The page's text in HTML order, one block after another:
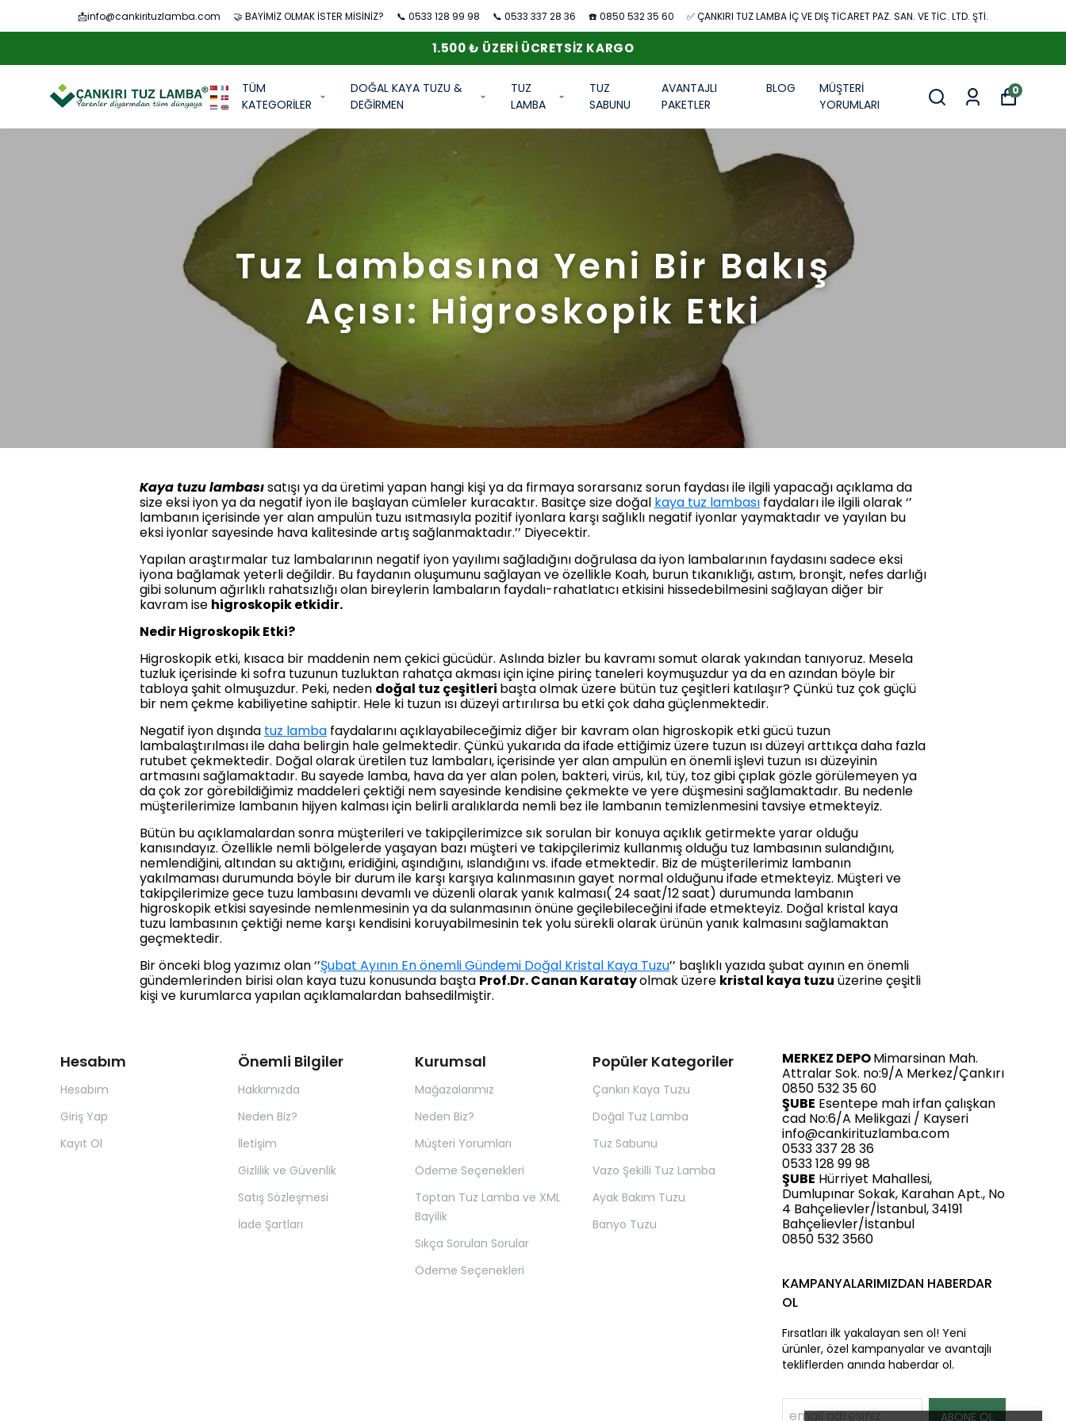
📩info@cankirituzlamba.com 🤝 BAYİMİZ OLMAK İSTER MİSİNİZ? 📞 0533 128 99 98 📞 0533 337 28 36 ☎️ 0850 532 35 60 ✅ ÇANKIRI TUZ LAMBA İÇ VE DIŞ TİCARET PAZ. SAN. VE TİC. LTD. ŞTİ.
1.500 ₺ ÜZERI ÜCRETSIZ KARGO
TÜM
KATEGORİLER
DOĞAL KAYA TUZU &
DEĞİRMEN
TUZ
LAMBA
TUZ
SABUNU
AVANTAJLI
PAKETLER
BLOG
MÜŞTERİ
YORUMLARI
0
Tuz Lambasına Yeni Bir Bakış
Açısı: Higroskopik Etki
Kaya tuzu lambasısatışı ya da üretimi yapan hangi kişi ya da firmaya sorarsanız sorun faydası ile ilgili yapacağı açıklama da
size eksi iyon ya da negatif iyon ile başlayan cümleler kuracaktır. Basitçe size doğal kaya tuz lambası faydaları ile ilgili olarak ‘’
lambanın içerisinde yer alan ampulün tuzu ısıtmasıyla pozitif iyonlara karşı sağlıklı negatif iyonlar yaymaktadır ve yayılan bu
eksi iyonlar sayesinde hava kalitesinde artış sağlanmaktadır.’’ Diyecektir.
Yapılan araştırmalar tuz lambalarının negatif iyon yayılımı sağladığını doğrulasa da iyon lambalarının faydasını sadece eksi
iyona bağlamak yeterli değildir. Bu faydanın oluşumunu sağlayan ve özellikle Koah, burun tıkanıklığı, astım, bronşit, nefes darlığı
gibi solunum ağırlıklı rahatsızlığı olan bireylerin lambaların faydalı-rahatlatıcı etkisini hissedebilmesini sağlayan diğer bir
kavram ise higroskopik etkidir.
Nedir Higroskopik Etki?
Higroskopik etki, kısaca bir maddenin nem çekici gücüdür. Aslında bizler bu kavramı somut olarak yakından tanıyoruz. Mesela
tuzluk içerisinde ki sofra tuzunun tuzluktan rahatça akması için içine pirinç taneleri koymuşuzdur ya da en azından böyle bir
tabloya şahit olmuşuzdur. Peki, neden doğal tuz çeşitleri başta olmak üzere bütün tuz çeşitleri katılaşır? Çünkü tuz çok güçlü
bir nem çekme kabiliyetine sahiptir. Hele ki tuzun ısı düzeyi artırılırsa bu etki çok daha güçlenmektedir.
Negatif iyon dışında tuz lamba faydalarını açıklayabileceğimiz diğer bir kavram olan higroskopik etki gücü tuzun
lambalaştırılması ile daha belirgin hale gelmektedir. Çünkü yukarıda da ifade ettiğimiz üzere tuzun ısı düzeyi arttıkça daha fazla
rutubet çekmektedir. Doğal olarak üretilen tuz lambaları, içerisinde yer alan ampulün en önemli işlevi tuzun ısı düzeyinin
artmasını sağlamaktadır. Bu sayede lamba, hava da yer alan polen, bakteri, virüs, kıl, tüy, toz gibi çıplak gözle görülemeyen ya
da çok zor görebildiğimiz maddeleri çektiği nem sayesinde kendisine çekmekte ve yere düşmesini sağlamaktadır. Bu nedenle
müşterilerimize lambanın hijyen kalması için belirli aralıklarda nemli bez ile lambanın temizlenmesini tavsiye etmekteyiz.
Bütün bu açıklamalardan sonra müşterileri ve takipçilerimizce sık sorulan bir konuya açıklık getirmekte yarar olduğu
kanısındayız. Özellikle nemli bölgelerde yaşayan bazı müşteri ve takipçilerimiz kullanmış olduğu tuz lambasının sulandığını,
nemlendiğini, altından su aktığını, eridiğini, aşındığını, ıslandığını vs. ifade etmektedir. Biz de müşterilerimiz lambanın
yakılmaması durumunda böyle bir durum ile karşı karşıya kalınmasının gayet normal olduğunu ifade etmekteyiz. Müşteri ve
takipçilerimize gece tuzu lambasını devamlı ve düzenli olarak yanık kalması( 24 saat/12 saat) durumunda lambanın
higroskopik etkisi sayesinde nemlenmesinin ya da sulanmasının önüne geçilebileceğini ifade etmekteyiz. Doğal kristal kaya
tuzu lambasının çektiği neme karşı kendisini koruyabilmesinin tek yolu sürekli olarak ürünün yanık kalmasını sağlamaktan
geçmektedir.
Bir önceki blog yazımız olan ‘’Şubat Ayının En önemli Gündemi Doğal Kristal Kaya Tuzu’’ başlıklı yazıda şubat ayının en önemli
gündemlerinden birisi olan kaya tuzu konusunda başta Prof.Dr. Canan Karatayolmak üzere kristal kaya tuzu üzerine çeşitli
kişi ve kurumlarca yapılan açıklamalardan bahsedilmiştir.
Hesabım
Hesabım
Giriş Yap
Kayıt Ol
Önemli Bilgiler
Hakkımızda
Neden Biz?
İletişim
Gizlilik ve Güvenlik
Satış Sözleşmesi
İade Şartları
Kurumsal
Mağazalarımız
Neden Biz?
Müşteri Yorumları
Ödeme Seçenekleri
Toptan Tuz Lamba ve XML
Bayilik
Sıkça Sorulan Sorular
Ödeme Seçenekleri
Popüler Kategoriler
Çankırı Kaya Tuzu
Doğal Tuz Lamba
Tuz Sabunu
Vazo Şekilli Tuz Lamba
Ayak Bakım Tuzu
Banyo Tuzu
MERKEZ DEPOMimarsinan Mah.
Attralar Sok. no:9/A Merkez/Çankırı
0850 532 35 60
ŞUBE Esentepe mah irfan çalışkan
cad No:6/A Melikgazi / Kayseri
info@cankirituzlamba.com
0533 337 28 36
0533 128 99 98
ŞUBE Hürriyet Mahallesi,
Dumlupınar Sokak, Karahan Apt., No
4 Bahçelievler/İstanbul, 34191
Bahçelievler/İstanbul
0850 532 3560
KAMPANYALARIMIZDAN HABERDAR
OL
Fırsatları ilk yakalayan sen ol! Yeni
ürünler, özel kampanyalar ve avantajlı
tekliflerden anında haberdar ol.
ABONE OL